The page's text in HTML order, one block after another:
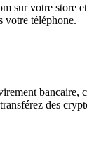
sur votre store
votre téléphone.
bancaire,
des